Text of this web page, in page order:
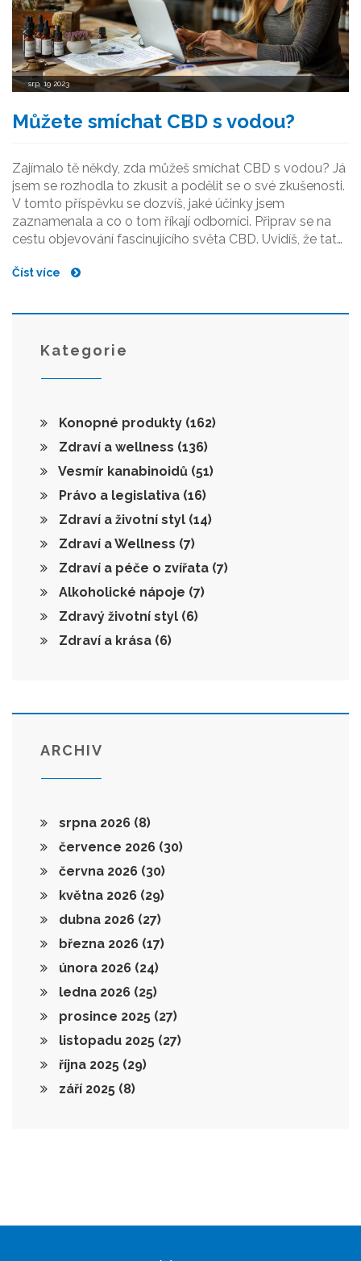
srp, 19 2023
Můžete smíchat CBD s vodou?
Zajímalo tě někdy, zda můžeš smíchat CBD s vodou? Já
jsem se rozhodla to zkusit a podělit se o své zkušenosti.
V tomto příspěvku se dozvíš, jaké účinky jsem
zaznamenala a co o tom říkají odborníci. Připrav se na
cestu objevování fascinujícího světa CBD. Uvidíš, že tato
na první pohled.
Číst více
Kategorie
Konopné produkty (162)
Zdraví a wellness (136)
Vesmír kanabinoidů (51)
Právo a legislativa (16)
Zdraví a životní styl (14)
Zdraví a Wellness (7)
Zdraví a péče o zvířata (7)
Alkoholické nápoje (7)
Zdravý životní styl (6)
Zdraví a krása (6)
ARCHIV
srpna 2026 (8)
července 2026 (30)
června 2026 (30)
května 2026 (29)
dubna 2026 (27)
března 2026 (17)
února 2026 (24)
ledna 2026 (25)
prosince 2025 (27)
listopadu 2025 (27)
října 2025 (29)
září 2025 (8)